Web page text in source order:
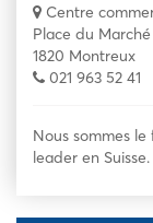
Centre
Place du
1820 Montreux
021 963 52 41
Nous sommes
leader en Suisse.